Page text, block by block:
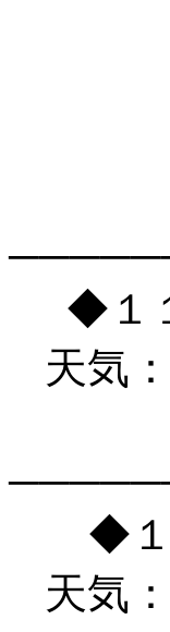
◆１
天気
◆１
天気